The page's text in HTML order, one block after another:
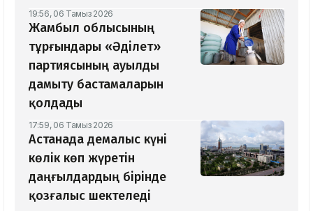
19:56, 06 Тамыз 2026
Жамбыл облысының
тұрғындары «Әділет»
партиясының ауылды
дамыту бастамаларын
қолдады
17:59, 06 Тамыз 2026
Астанада демалыс күні
көлік көп жүретін
даңғылдардың бірінде
қозғалыс шектеледі